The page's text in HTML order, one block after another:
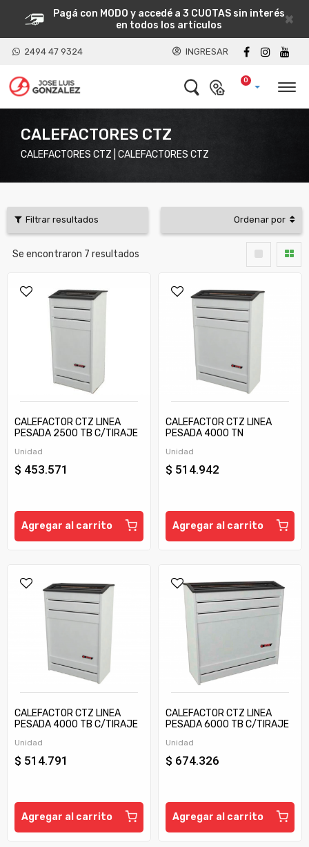
×
Pagá con MODO y accedé a 3 CUOTAS sin interés
en todos los artículos
2494 47 9324 INGRESAR
0
CALEFACTORES CTZ
CALEFACTORES CTZ | CALEFACTORES CTZ
Filtrar resultados Ordenar por
Se encontraron 7 resultados
CALEFACTOR CTZ LINEA
PESADA 2500 TB C/TIRAJE
Unidad
$ 453.571
Agregar al carrito
CALEFACTOR CTZ LINEA
PESADA 4000 TN
Unidad
$ 514.942
Agregar al carrito
CALEFACTOR CTZ LINEA
PESADA 4000 TB C/TIRAJE
Unidad
$ 514.791
Agregar al carrito
CALEFACTOR CTZ LINEA
PESADA 6000 TB C/TIRAJE
Unidad
$ 674.326
Agregar al carrito